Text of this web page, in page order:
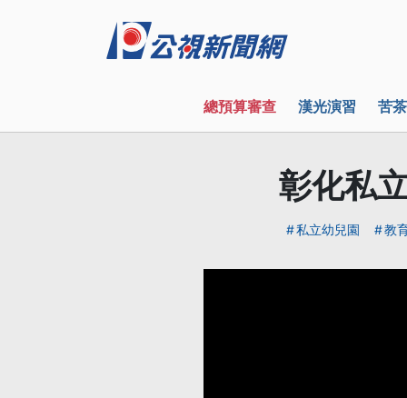
總預算審查 漢光演習 苦
彰化私
私立幼兒園 教